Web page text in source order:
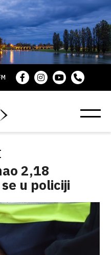
2,18
u policiji